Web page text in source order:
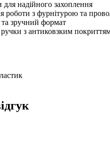
для надійного захоплення
роботи з фурнітурою та
зручний формат
ручки з антиковзким